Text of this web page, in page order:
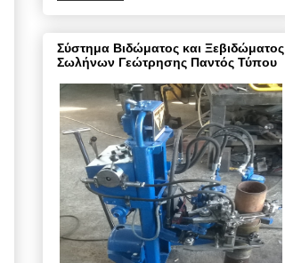
Σύστημα Βιδώματος και Ξεβιδώματος
Σωλήνων Γεώτρησης Παντός Τύπου